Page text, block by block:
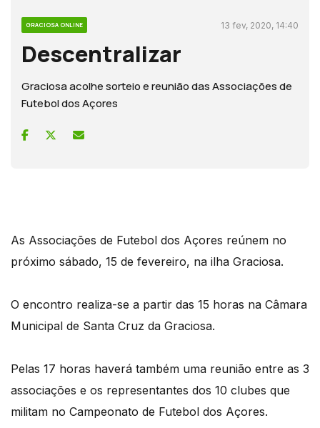
GRACIOSA ONLINE 13 fev, 2020, 14:40
Descentralizar
Graciosa acolhe sorteio e reunião das Associações de
Futebol dos Açores
As Associações de Futebol dos Açores reúnem no
próximo sábado, 15 de fevereiro, na ilha Graciosa.
O encontro realiza-se a partir das 15 horas na Câmara
Municipal de Santa Cruz da Graciosa.
Pelas 17 horas haverá também uma reunião entre as 3
associações e os representantes dos 10 clubes que
militam no Campeonato de Futebol dos Açores.